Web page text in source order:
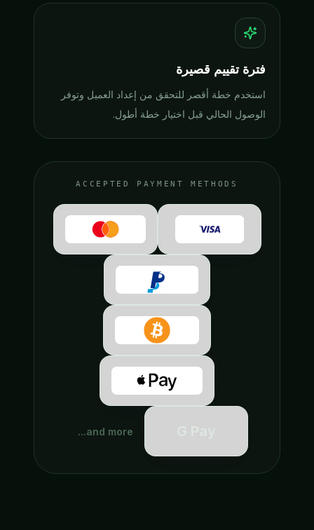
فترة تقييم قصيرة
استخدم خطة أقصر للتحقق من إعداد العميل وتوفر
الوصول الحالي قبل اختيار خطة أطول.
ACCEPTED PAYMENT METHODS
and more...